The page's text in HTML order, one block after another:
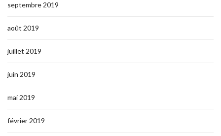
septembre 2019
août 2019
juillet 2019
juin 2019
mai 2019
février 2019